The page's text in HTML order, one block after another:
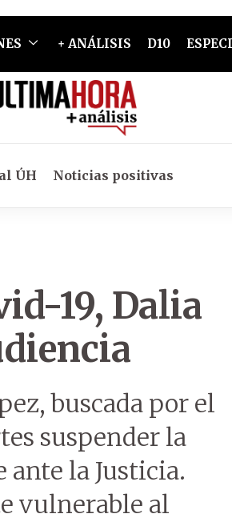
+ ANÁLISIS D10
ÚH Noticias positivas
19, Dalia
buscada por el
suspender la
ante la Justicia.
vulnerable al